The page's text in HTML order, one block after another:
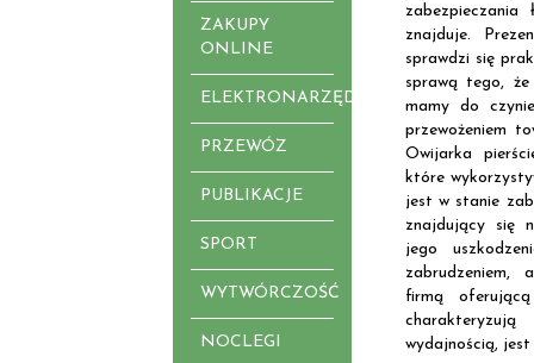
ZAKUPY
ONLINE
ELEKTRONARZĘDZIA
PRZEWÓZ
PUBLIKACJE
SPORT
WYTWÓRCZOŚĆ
NOCLEGI
znajduje.
sprawdzi się
sprawą tego,
mamy do
przewożeniem
Owijarka
które
jest w stanie
znajdujący się
jego
zabrudzeniem,
firmą
wydajnością, jest